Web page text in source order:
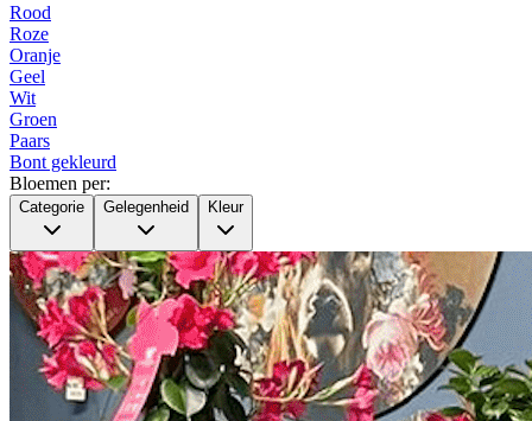
Rood
Roze
Oranje
Geel
Wit
Groen
Paars
Bont gekleurd
Bloemen per:
Categorie Gelegenheid Kleur